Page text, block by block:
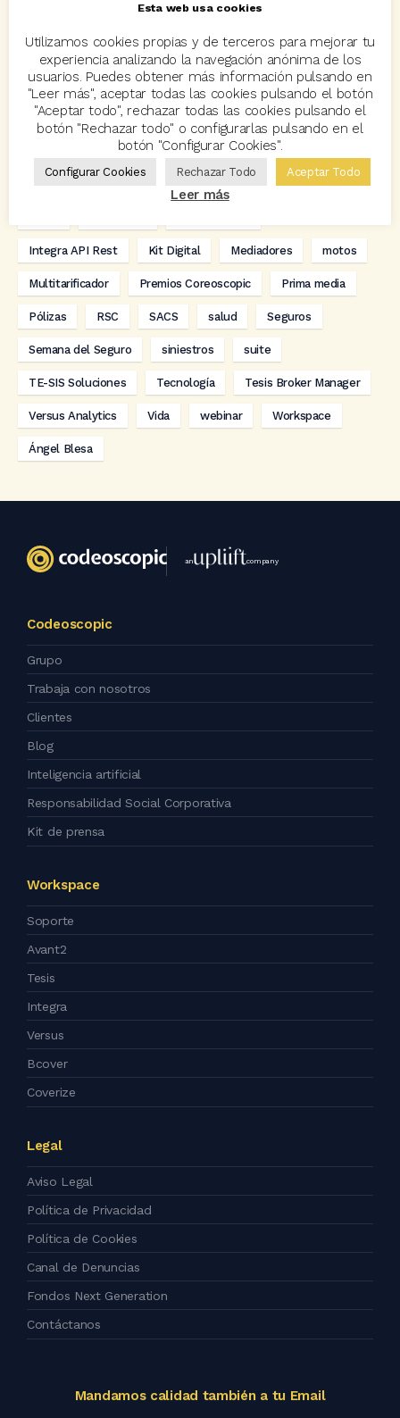
Acuerdos Allianz asisa autos
Avant2 Avant2 Sales Manager ayudas Bcover
Carlos Rovira Codeoscopic Codeoscopic Academy
Codeoscopic Workspace Coverize Decesos
GRC-Broker
Integra API Rest Kit Digital Mediadores motos
Multitarificador Premios Coreoscopic Prima media
Pólizas RSC SACS salud Seguros
Semana del Seguro siniestros suite
TE-SIS Soluciones Tecnología Tesis Broker Manager
Versus Analytics Vida webinar Workspace
Ángel Blesa
an company
Codeoscopic
Grupo
Trabaja con nosotros
Clientes
Blog
Inteligencia artificial
Responsabilidad Social Corporativa
Kit de prensa
Workspace
Soporte
Avant2
Tesis
Integra
Versus
Bcover
Coverize
Legal
Aviso Legal
Política de Privacidad
Política de Cookies
Canal de Denuncias
Fondos Next Generation
Contáctanos
Mandamos calidad también a tu Email
Esta web usa cookies
Utilizamos cookies propias y de terceros para mejorar tu
experiencia analizando la navegación anónima de los
usuarios. Puedes obtener más información pulsando en
"Leer más", aceptar todas las cookies pulsando el botón
"Aceptar todo", rechazar todas las cookies pulsando el
botón "Rechazar todo" o configurarlas pulsando en el
botón "Configurar Cookies".
Configurar Cookies Rechazar Todo Aceptar Todo
Leer más